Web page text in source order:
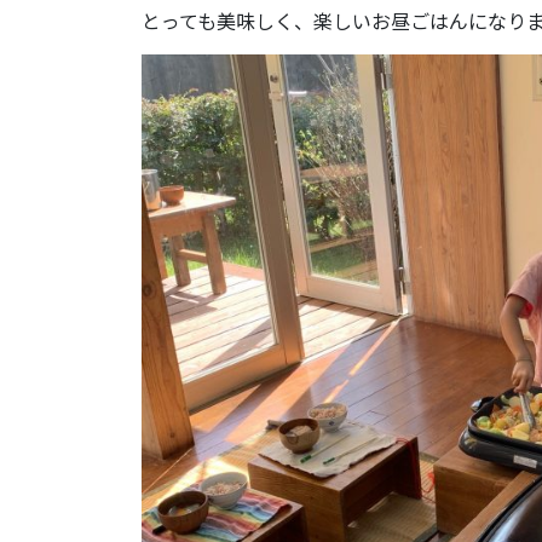
とっても美味しく、楽しいお昼ごはんになり